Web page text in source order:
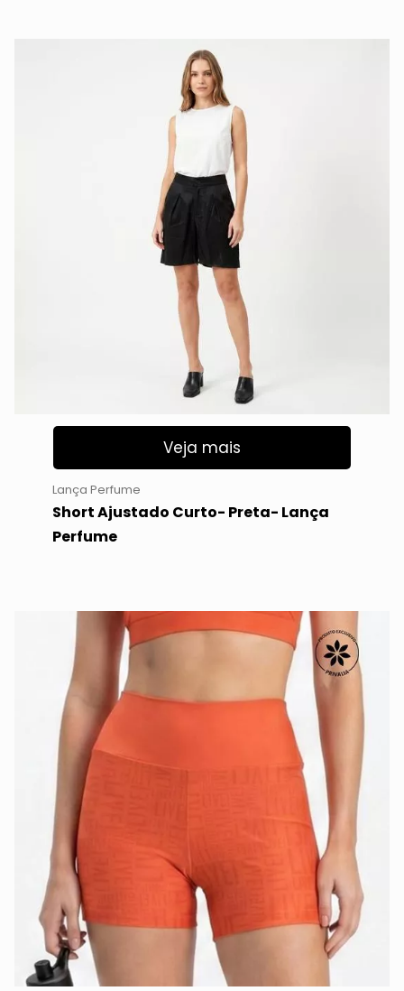
Veja mais
Lança Perfume
Short Ajustado Curto- Preta- Lança
Perfume